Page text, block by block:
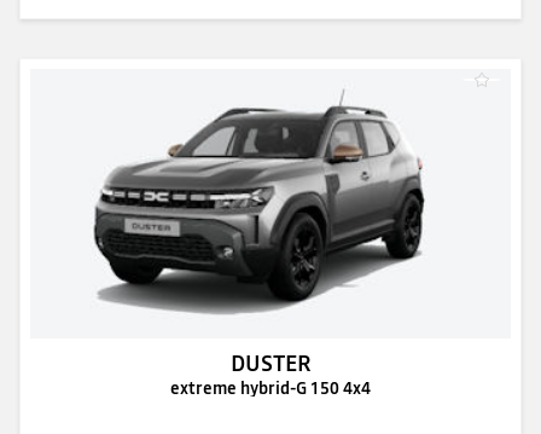
DUSTER
extreme hybrid-G 150 4x4